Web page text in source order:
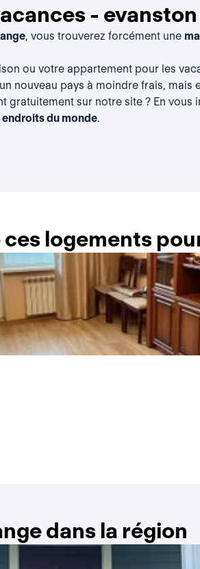
- evanston
, vous trouverez forcément une
ou votre appartement pour les
nouveau pays à moindre frais, mais
gratuitement sur notre site ? En vous
endroits du monde.
logements
dans la région